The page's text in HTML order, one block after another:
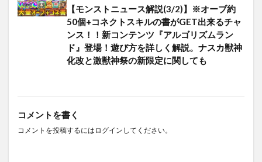
【モンストニュース解説(3/2)】※オーブ約
50個+コネクトスキルの書がGET出来るチャ
ンス！！新コンテンツ『アルゴリズムラン
ド』登場！遊び方を詳しく解説。ナスカ獣神
化改と激獣神祭の新限定に関しても
コメントを書く
コメントを投稿するには ログイン してください。